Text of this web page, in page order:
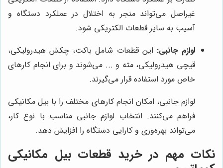
غیراصل می‌تواند منجر به اختلال در عملکرد دستگاه و
آسیب به سایر قطعات الکتریکی شود.
لوازم جانبی: این قطعات شامل باکت، چکش هیدرولیکی،
قیچی هیدرولیکی، مته و ... می‌شوند و برای انجام کارهای
خاص مورد استفاده قرار می‌گیرند.
لوازم جانبی، امکان انجام کارهای مختلف را با بیل مکانیکی
فراهم می‌کنند. انتخاب لوازم جانبی مناسب با نوع کار،
می‌تواند بهره‌وری و کارایی دستگاه را افزایش دهد.
نکات مهم در خرید قطعات بیل مکانیکی